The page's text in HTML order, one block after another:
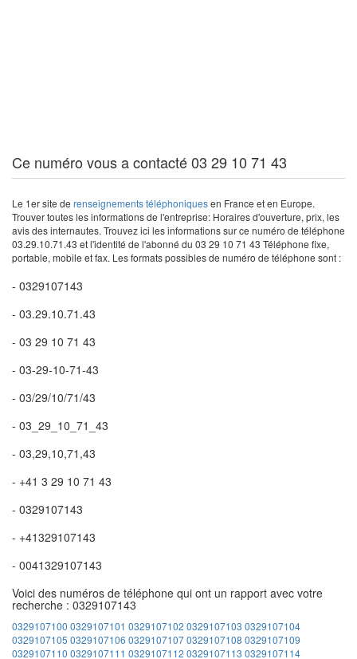
Ce numéro vous a contacté 03 29 10 71 43
Le 1er site de renseignements téléphoniquesen France et en Europe.
Trouver toutes les informations de l'entreprise: Horaires d'ouverture, prix, les
avis des internautes. Trouvez ici les informations sur ce numéro de téléphone
03.29.10.71.43 et l'identité de l'abonné du 03 29 10 71 43 Téléphone fixe,
portable, mobile et fax. Les formats possibles de numéro de téléphone sont :
- 0329107143
- 03.29.10.71.43
- 03 29 10 71 43
- 03-29-10-71-43
- 03/29/10/71/43
- 03_29_10_71_43
- 03,29,10,71,43
- +41 3 29 10 71 43
- 0329107143
- +41329107143
- 0041329107143
Voici des numéros de téléphone qui ont un rapport avec votre
recherche : 0329107143
0329107100 0329107101 0329107102 0329107103 0329107104
0329107105 0329107106 03291071070329107108 0329107109
0329107110 0329107111 0329107112 0329107113 0329107114